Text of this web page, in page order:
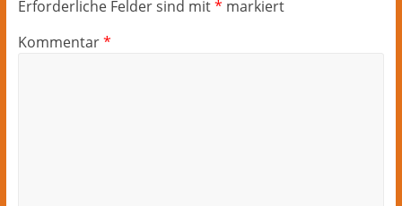
Erforderliche Felder sind mit* markiert
Kommentar*